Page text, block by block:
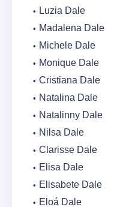
Luzia Dale
Madalena Dale
Michele Dale
Monique Dale
Cristiana Dale
Natalina Dale
Natalinny Dale
Nilsa Dale
Clarisse Dale
Elisa Dale
Elisabete Dale
Eloá Dale